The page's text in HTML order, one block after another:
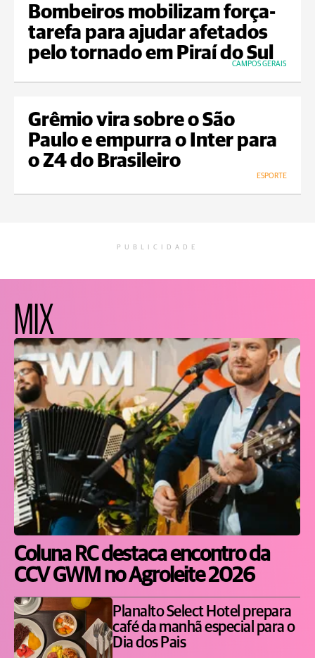
Bombeiros mobilizam força-
tarefa para ajudar afetados
pelo tornado em Piraí do Sul
CAMPOS GERAIS
Grêmio vira sobre o São
Paulo e empurra o Inter para
o Z4 do Brasileiro
ESPORTE
PUBLICIDADE
MIX
Coluna RC destaca encontro da
CCV GWM no Agroleite 2026
Planalto Select Hotel prepara
café da manhã especial para o
Dia dos Pais